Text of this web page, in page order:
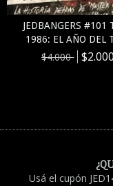
JEDBANGERS #101
1986: EL AÑO DEL
$4.000 $2.000
Usá el cupón